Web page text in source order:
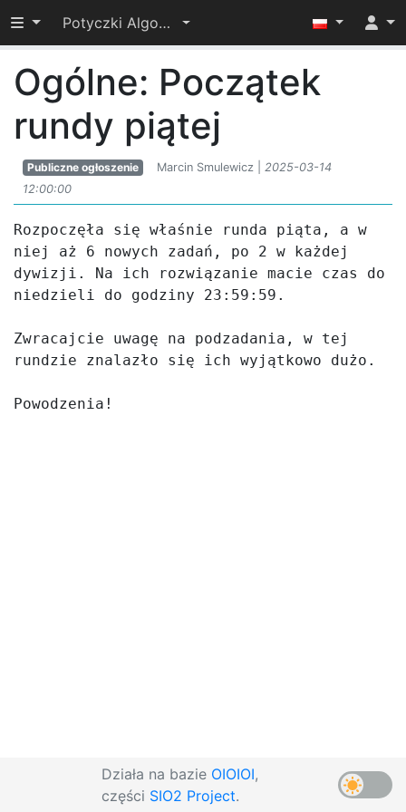
Przełącz widoczność menu
Potyczki Algorytmiczne 2025
Ogólne: Początek
rundy piątej
Publiczne ogłoszenie Marcin Smulewicz | 2025-03-14
12:00:00
Rozpoczęła się właśnie runda piąta, a w
niej aż 6 nowych zadań, po 2 w każdej
dywizji. Na ich rozwiązanie macie czas do
niedzieli do godziny 23:59:59.
Zwracajcie uwagę na podzadania, w tej
rundzie znalazło się ich wyjątkowo dużo.
Powodzenia!
Działa na bazie OIOIOI,
części SIO2 Project.